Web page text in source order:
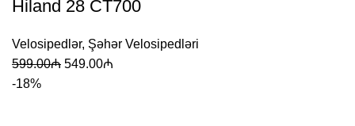
Hiland 28 CT700
Velosipedlər, Şəhər Velosipedləri
599.00₼ 549.00₼
-18%